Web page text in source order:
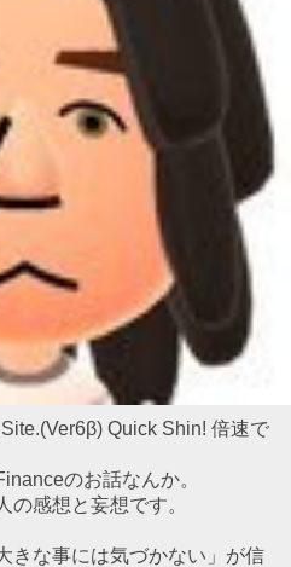
Quick Shin! 倍速で
のお話なんか。
の感想と妄想です。
きな事には気づかない」が信